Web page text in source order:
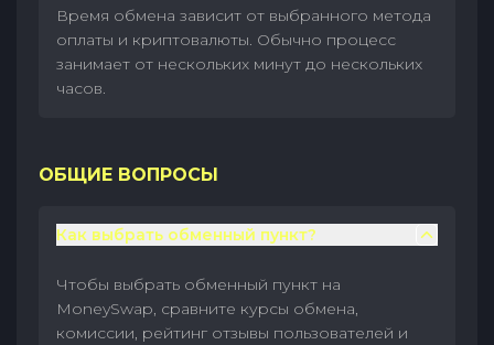
Время обмена зависит от выбранного метода
оплаты и криптовалюты. Обычно процесс
занимает от нескольких минут до нескольких
часов.
ОБЩИЕ ВОПРОСЫ
Как выбрать обменный пункт?
Чтобы выбрать обменный пункт на
MoneySwap, сравните курсы обмена,
комиссии, рейтинг отзывы пользователей и